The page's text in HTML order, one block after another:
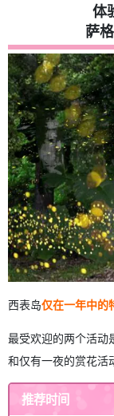
体
萨
西表岛仅在一年中的
最受欢迎的两个活动
和仅有一夜的赏花活
推荐时间